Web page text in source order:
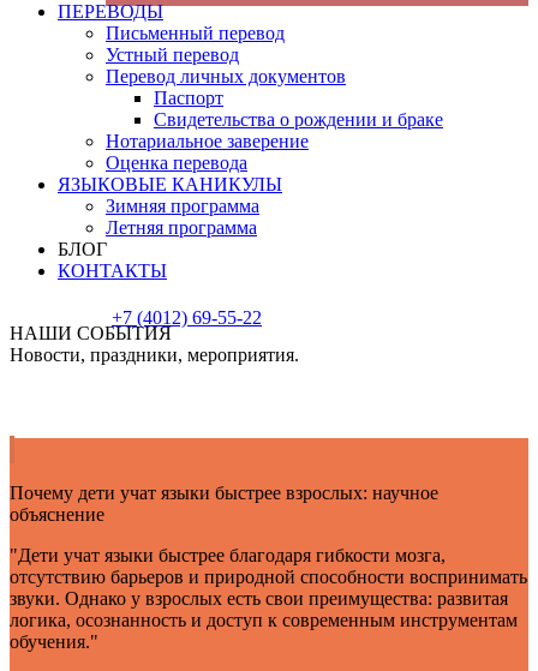
ПЕРЕВОДЫ
Письменный перевод
Устный перевод
Перевод личных документов
Паспорт
Cвидетельства о рождении и браке
Нотариальное заверение
Оценка перевода
ЯЗЫКОВЫЕ КАНИКУЛЫ
Зимняя программа
Летняя программа
БЛОГ
КОНТАКТЫ
+7 (4012) 69-55-22
НАШИ СОБЫТИЯ
Новости, праздники, мероприятия.
Почему дети учат языки быстрее взрослых: научное
объяснение
"Дети учат языки быстрее благодаря гибкости мозга,
отсутствию барьеров и природной способности воспринимать
звуки. Однако у взрослых есть свои преимущества: развитая
логика, осознанность и доступ к современным инструментам
обучения."